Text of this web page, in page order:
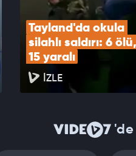
Tayland'da okula
silahlı saldırı: 6 ölü,
15 yaralı
İZLE
'de